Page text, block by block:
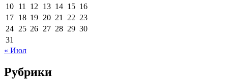
10 11 12 13 14 15 16
17 18 19 20 21 22 23
24 25 26 27 28 29 30
31
« Июл
Рубрики